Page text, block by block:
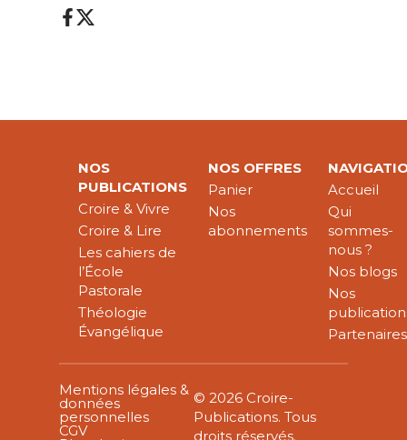
NOS
PUBLICATIONS
Croire & Vivre
Croire & Lire
Les cahiers de
l’École
Pastorale
Théologie
Évangélique
NOS OFFRES
Panier
Nos
abonnements
Accueil
Qui
sommes-
nous ?
Nos blogs
Nos
Partenaires
Mentions légales &
données
personnelles
CGV
© 2026 Croire-
Publications. Tous
droits réservés.